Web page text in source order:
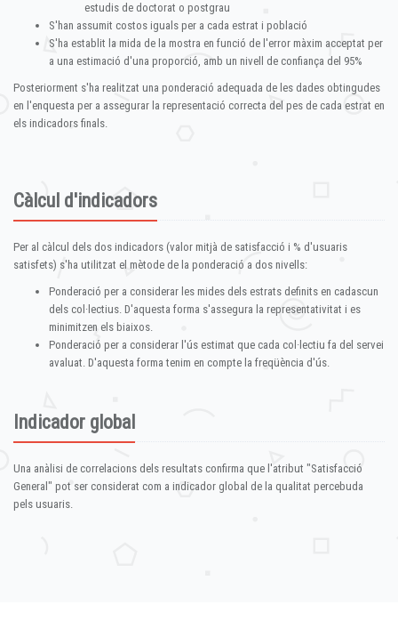
estudis de doctorat o postgrau
S'han assumit costos iguals per a cada estrat i població
S'ha establit la mida de la mostra en funció de l'error màxim acceptat per
a una estimació d'una proporció, amb un nivell de confiança del 95%
Posteriorment s'ha realitzat una ponderació adequada de les dades obtingudes
en l'enquesta per a assegurar la representació correcta del pes de cada estrat en
els indicadors finals.
Càlcul d'indicadors
Per al càlcul dels dos indicadors (valor mitjà de satisfacció i % d'usuaris
satisfets) s'ha utilitzat el mètode de la ponderació a dos nivells:
Ponderació per a considerar les mides dels estrats definits en cadascun
dels col·lectius. D'aquesta forma s'assegura la representativitat i es
minimitzen els biaixos.
Ponderació per a considerar l'ús estimat que cada col·lectiu fa del servei
avaluat. D'aquesta forma tenim en compte la freqüència d'ús.
Indicador global
Una anàlisi de correlacions dels resultats confirma que l'atribut "Satisfacció
General" pot ser considerat com a indicador global de la qualitat percebuda
pels usuaris.